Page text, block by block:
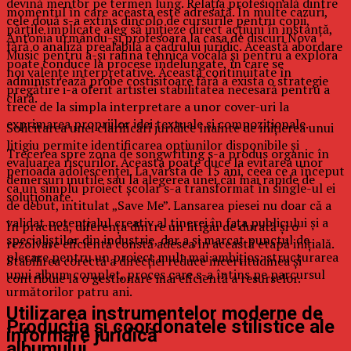
momentul în care aceasta este adresată. În multe cazuri,
părțile implicate aleg să inițieze direct acțiuni în instanță,
fără o analiză prealabilă a cadrului juridic. Această abordare
poate conduce la procese îndelungate, în care se
administrează probe costisitoare fără a exista o strategie
clară.
Solicitarea unei clarificări juridice înainte de inițierea unui
litigiu permite identificarea opțiunilor disponibile și
evaluarea riscurilor. Aceasta poate duce la evitarea unor
demersuri inutile sau la alegerea unei căi mai rapide de
soluționare.
În practică, diferența dintre un litigiu de durată și o
rezolvare eficientă constă adesea în această etapă inițială.
Stabilirea corectă a direcției reduce incertitudinea și
contribuie la o gestionare mai eficientă a resurselor.
Utilizarea instrumentelor moderne de
informare juridică
cele două s-a extins dincolo de cursurile pentru copii,
Antonia urmându-și profesoara la casa de discuri Nova
Music pentru a-și rafina tehnica vocală și pentru a explora
noi valențe interpretative. Această continuitate în
pregătire i-a oferit artistei stabilitatea necesară pentru a
trece de la simpla interpretare a unor cover-uri la
exprimarea propriilor idei textuale și compoziționale.
Trecerea spre zona de songwriting s-a produs organic în
perioada adolescenței. La vârsta de 15 ani, ceea ce a început
ca un simplu proiect școlar s-a transformat în single-ul ei
de debut, intitulat „Save Me”. Lansarea piesei nu doar că a
validat potențialul creativ al tinerei în fața publicului și a
specialiștilor din industrie, dar a și marcat punctul de
plecare pentru un proiect mult mai ambițios: structurarea
unui album complet, proces care s-a întins pe parcursul
următorilor patru ani.
Producția și coordonatele stilistice ale